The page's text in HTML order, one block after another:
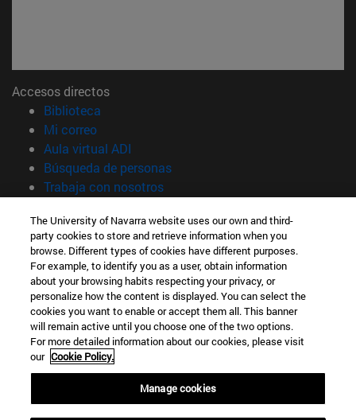
Accesos directos
Biblioteca
Mi correo(abre en nueva ventana)
Aula virtual ADI
Búsqueda de personas(abre en nueva ventana)
Trabaja con nosotros(abre en nueva ventana)
Información
TFNO +34 948 42 56 00
¿QUÉ GRADO TE INTERESA?
¿QUÉ MÁSTER TE INTERESA?
© Universidad de Navarra
Información legal
Accesibilidad
Configuración de cookies
The University of Navarra website uses our own and third-
party cookies to store and retrieve information when you
browse. Different types of cookies have different purposes.
For example, to identify you as a user, obtain information
about your browsing habits respecting your privacy, or
personalize how the content is displayed. You can select the
cookies you want to enable or accept them all. This banner
will remain active until you choose one of the two options.
For more detailed information about our cookies, please visit
our Cookie Policy.
Manage cookies